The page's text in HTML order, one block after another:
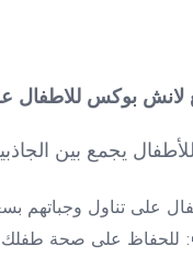
لانش بوكس
يجمع بين
على تناول وجباتهم
: للحفاظ على صحة